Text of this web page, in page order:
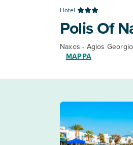
Hotel
Polis Of
Naxos - Agios
MAPPA